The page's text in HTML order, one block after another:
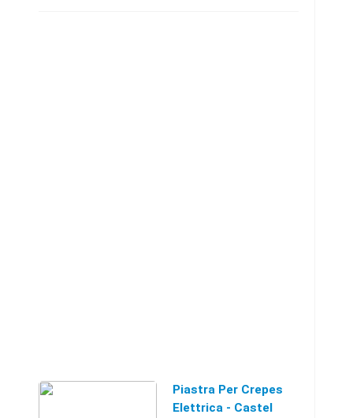
Piastra Per Crepes
Elettrica - Castel